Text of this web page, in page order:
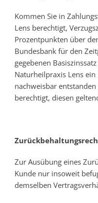
Kommen Sie in
Lens berechtigt,
Prozentpunkten über
Bundesbank für den
gegebenen
Naturheilpraxis Lens
nachweisbar
berechtigt, diesen
Zur Ausübung eines
Kunde nur insoweit
demselben